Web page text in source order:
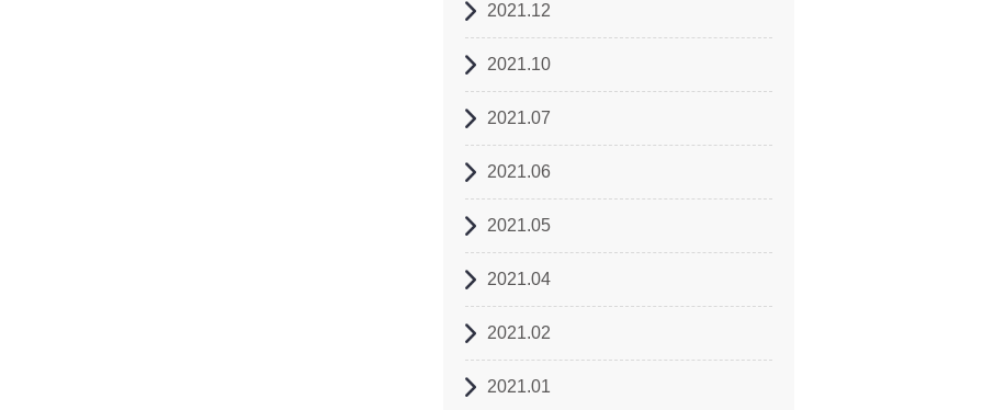
2021.12
2021.10
2021.07
2021.06
2021.05
2021.04
2021.02
2021.01